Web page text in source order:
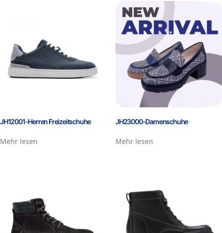
JH12001-Herren Freizeitschuhe
Mehr lesen
JH23000-Damenschuhe
Mehr lesen